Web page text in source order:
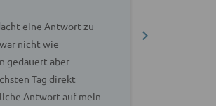
eine Antwort zu
nicht wie
gedauert aber
Tag direkt
Antwort auf mein